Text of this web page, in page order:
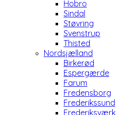
Hobro
Sindal
Støvring
Svenstrup
Thisted
Nordsjælland
Birkerød
Espergærde
Farum
Fredensborg
Frederikssund
Frederiksværk